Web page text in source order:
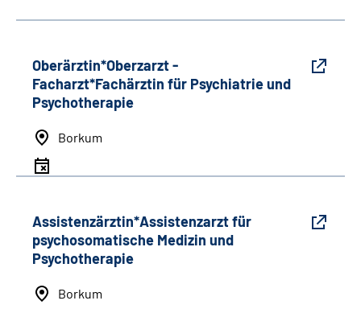
Oberärztin*Oberzarzt -
Facharzt*Fachärztin für Psychiatrie und
Psychotherapie
Borkum
Assistenzärztin*Assistenzarzt für
psychosomatische Medizin und
Psychotherapie
Borkum